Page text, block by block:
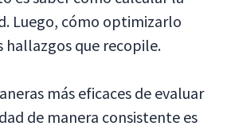
Luego, cómo optimizarlo
hallazgos que recopile.
más eficaces de evaluar
de manera consistente es